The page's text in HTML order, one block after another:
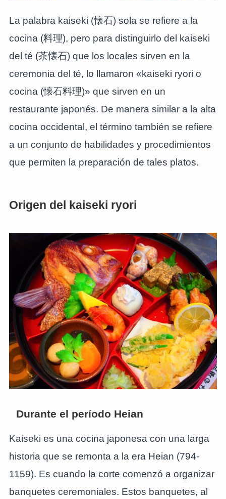
La palabra kaiseki (懐石) sola se refiere a la
cocina (料理), pero para distinguirlo del kaiseki
del té (茶懐石) que los locales sirven en la
ceremonia del té, lo llamaron «kaiseki ryori o
cocina (懐石料理)» que sirven en un
restaurante japonés. De manera similar a la alta
cocina occidental, el término también se refiere
a un conjunto de habilidades y procedimientos
que permiten la preparación de tales platos.
Origen del kaiseki ryori
Durante el período Heian
Kaiseki es una cocina japonesa con una larga
historia que se remonta a la era Heian (794-
1159). Es cuando la corte comenzó a organizar
banquetes ceremoniales. Estos banquetes, al